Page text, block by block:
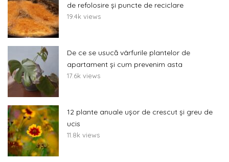
de refolosire și puncte de reciclare
19.4k views
De ce se usucă vârfurile plantelor de
apartament și cum prevenim asta
17.6k views
12 plante anuale ușor de crescut și greu de
ucis
11.8k views